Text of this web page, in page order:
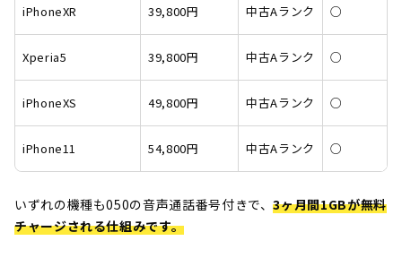
iPhoneXR 39,800円 中古Aランク ○
Xperia5 39,800円 中古Aランク ○
iPhoneXS 49,800円 中古Aランク ○
iPhone11 54,800円 中古Aランク ○
いずれの機種も050の音声通話番号付きで、3ヶ月間1GBが無料
チャージされる仕組みです。